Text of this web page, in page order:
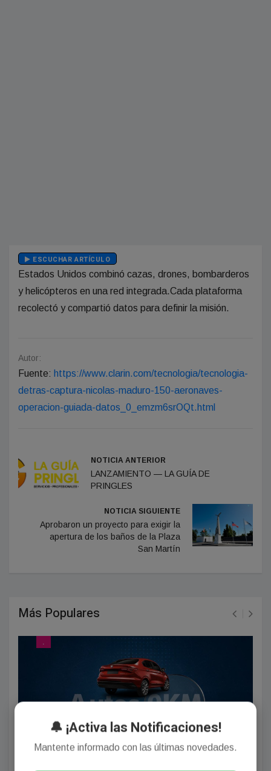
ESCUCHAR ARTÍCULO
Estados Unidos combinó cazas, drones, bombarderos
y helicópteros en una red integrada.Cada plataforma
recolectó y compartió datos para definir la misión.
Autor:
Fuente: https://www.clarin.com/tecnologia/tecnologia-
detras-captura-nicolas-maduro-150-aeronaves-
operacion-guiada-datos_0_emzm6srOQt.html
NOTICIA ANTERIOR
LANZAMIENTO — LA GUÍA DE
PRINGLES
NOTICIA SIGUIENTE
Aprobaron un proyecto para exigir la
apertura de los baños de la Plaza
San Martín
Más Populares
.
🔔 ¡Activa las Notificaciones!
Mantente informado con las últimas novedades.